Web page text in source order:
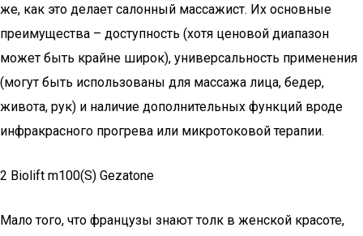
же, как это делает салонный массажист. Их основные
преимущества – доступность (хотя ценовой диапазон
может быть крайне широк), универсальность применения
(могут быть использованы для массажа лица, бедер,
живота, рук) и наличие дополнительных функций вроде
инфракрасного прогрева или микротоковой терапии.
2 Biolift m100(S) Gezatone
Мало того, что французы знают толк в женской красоте,